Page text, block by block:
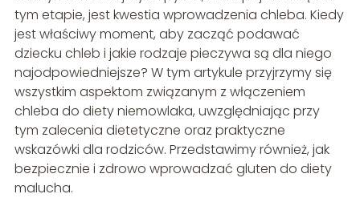
tym etapie, jest kwestia wprowadzenia chleba. Kiedy
jest właściwy moment, aby zacząć podawać
dziecku chleb i jakie rodzaje pieczywa są dla niego
najodpowiedniejsze? W tym artykule przyjrzymy się
wszystkim aspektom związanym z włączeniem
chleba do diety niemowlaka, uwzględniając przy
tym zalecenia dietetyczne oraz praktyczne
wskazówki dla rodziców. Przedstawimy również, jak
bezpiecznie i zdrowo wprowadzać gluten do diety
malucha.